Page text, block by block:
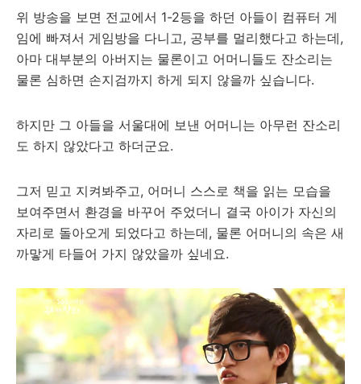
위 방송을 보면 전교에서 1-2등을 하던 아들이 컴퓨터 게
임에 빠져서 게임방을 다니고, 공부를 멀리했다고 하는데,
아마 대부분의 아버지는 물론이고 어머니들도 잔소리는
물론 심하면 손지검까지 하게 되지 않을까 싶습니다.
하지만 그 아들을 서울대에 보낸 어머니는 아무런 잔소리
도 하지 않았다고 하더군요.
그저 믿고 지켜봐주고, 어머니 스스로 책을 읽는 모습을
보여주면서 환경을 바꾸어 주었더니 결국 아이가 자신의
자리로 돌아오게 되었다고 하는데, 물론 어머니의 속은 새
까맣게 타들어 가지 않았을까 싶네요.